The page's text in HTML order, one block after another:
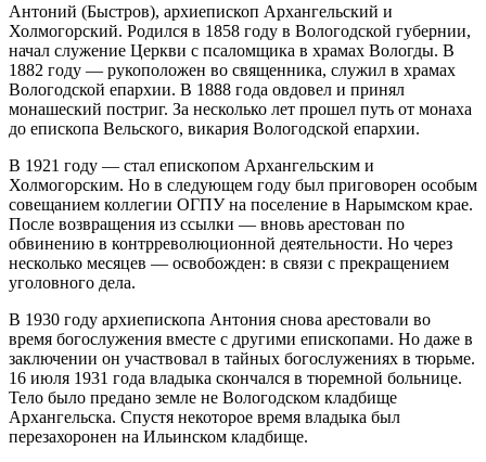
Антоний (Быстров), архиепископ Архангельский и
Холмогорский. Родился в 1858 году в Вологодской губернии,
начал служение Церкви с псаломщика в храмах Вологды. В
1882 году — рукоположен во священника, служил в храмах
Вологодской епархии. В 1888 года овдовел и принял
монашеский постриг. За несколько лет прошел путь от монаха
до епископа Вельского, викария Вологодской епархии.
В 1921 году — стал епископом Архангельским и
Холмогорским. Но в следующем году был приговорен особым
совещанием коллегии ОГПУ на поселение в Нарымском крае.
После возвращения из ссылки — вновь арестован по
обвинению в контрреволюционной деятельности. Но через
несколько месяцев — освобожден: в связи с прекращением
уголовного дела.
В 1930 году архиепископа Антония снова арестовали во
время богослужения вместе с другими епископами. Но даже в
заключении он участвовал в тайных богослужениях в тюрьме.
16 июля 1931 года владыка скончался в тюремной больнице.
Тело было предано земле не Вологодском кладбище
Архангельска. Спустя некоторое время владыка был
перезахоронен на Ильинском кладбище.